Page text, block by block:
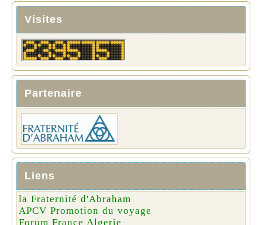
Visites
Partenaire
Liens
la Fraternité d'Abraham
APCV Promotion du voyage
Forum France Algerie